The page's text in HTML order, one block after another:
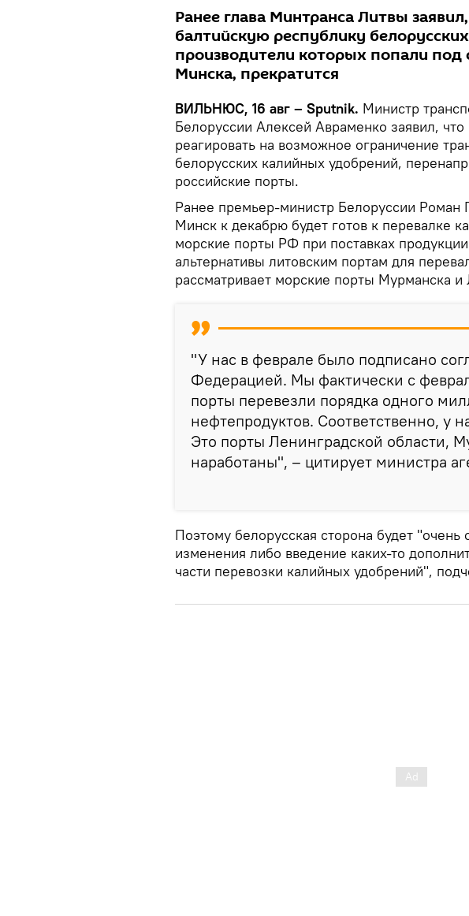
Ранее глава Минтранса Литвы
балтийскую республику
производители которых попали
Минска, прекратится
ВИЛЬНЮС, 16 авг – Sputnik. Министр
Белоруссии Алексей Авраменко заявил,
реагировать на возможное ограничение
белорусских калийных удобрений,
российские порты.
Ранее премьер-министр Белоруссии Роман
Минск к декабрю будет готов к перевалке
морские порты РФ при поставках продукции
альтернативы литовским портам для
рассматривает морские порты Мурманска и
"У нас в феврале было подписано
Федерацией. Мы фактически с
порты перевезли порядка одного
нефтепродуктов. Соответственно, у
Это порты Ленинградской области,
наработаны", – цитирует министра
Поэтому белорусская сторона будет "очень
изменения либо введение каких-то
части перевозки калийных удобрений",